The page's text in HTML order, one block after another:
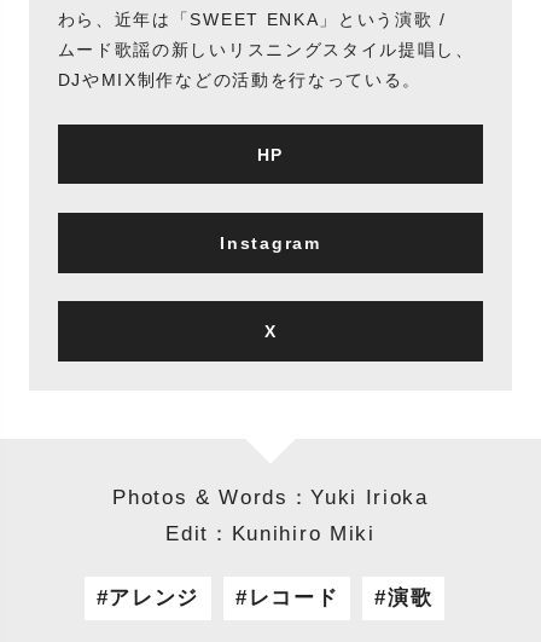
わら、近年は「SWEET ENKA」という演歌 /
ムード歌謡の新しいリスニングスタイル提唱し、
DJやMIX制作などの活動を行なっている。
HP
Instagram
X
Photos & Words：Yuki Irioka
Edit：Kunihiro Miki
アレンジ レコード 演歌